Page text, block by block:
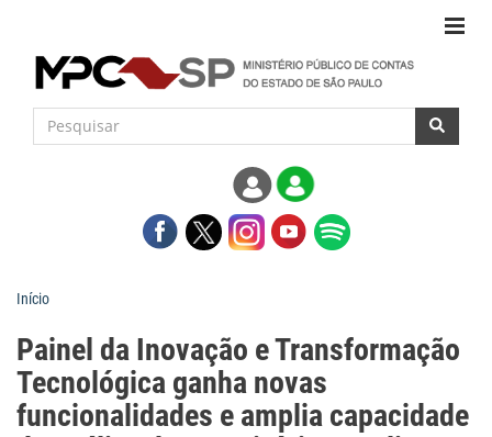
Início
Painel da Inovação e Transformação
Tecnológica ganha novas
funcionalidades e amplia capacidade